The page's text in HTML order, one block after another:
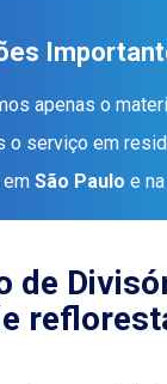
apenas o
o serviço em
em São Paulo e na
de